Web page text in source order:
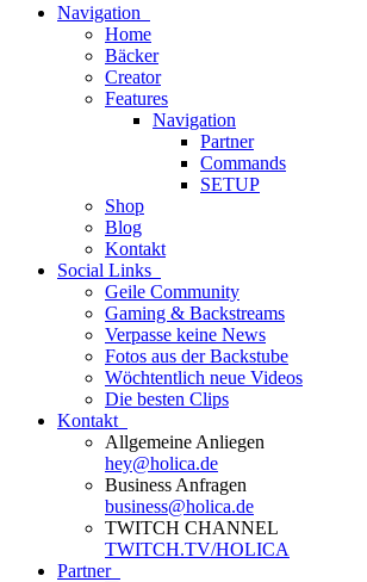
Navigation
Home
Bäcker
Creator
Features
Navigation
Partner
Commands
SETUP
Shop
Blog
Kontakt
Social Links
Geile Community
Gaming & Backstreams
Verpasse keine News
Fotos aus der Backstube
Wöchtentlich neue Videos
Die besten Clips
Kontakt
Allgemeine Anliegen
hey@holica.de
Business Anfragen
business@holica.de
TWITCH CHANNEL
TWITCH.TV/HOLICA
Partner